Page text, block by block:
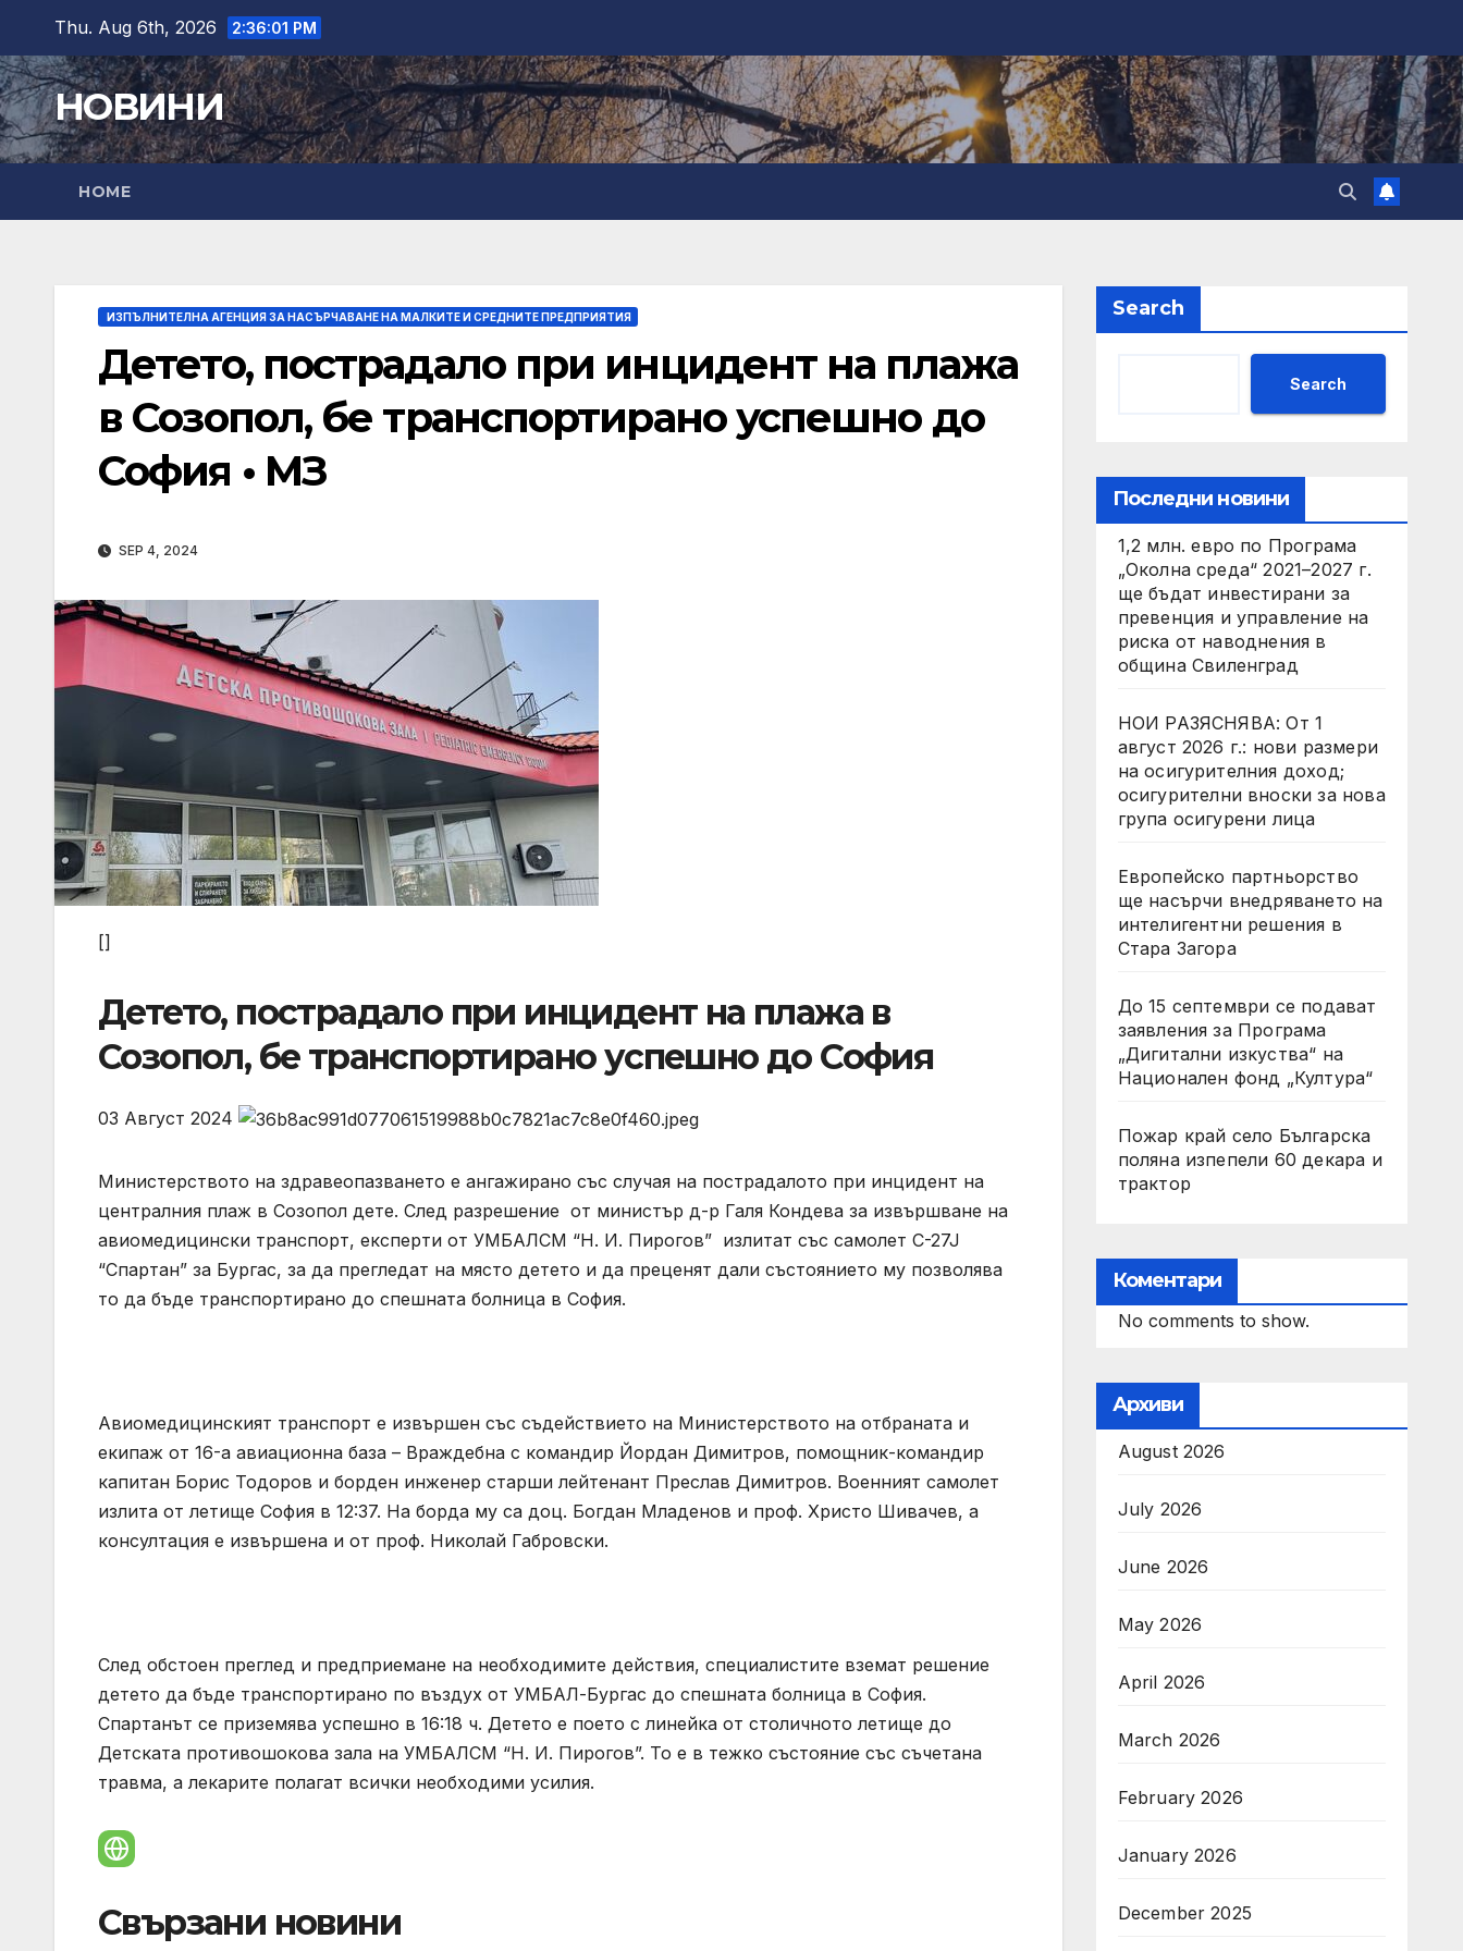
content
Thu. Aug 6th, 2026 2:36:02 PM
НОВИНИ
HOME
ИЗПЪЛНИТЕЛНА АГЕНЦИЯ ЗА НАСЪРЧАВАНЕ НА МАЛКИТЕ И СРЕДНИТЕ ПРЕДПРИЯТИЯ
Детето, пострадало при инцидент на плажа
в Созопол, бе транспортирано успешно до
София • МЗ
SEP 4, 2024
[]
Детето, пострадало при инцидент на плажа в
Созопол, бе транспортирано успешно до София
03 Август 2024
Министерството на здравеопазването е ангажирано със случая на пострадалото при инцидент на
централния плаж в Созопол дете. След разрешение от министър д-р Галя Кондева за извършване на
авиомедицински транспорт, експерти от УМБАЛСМ “Н. И. Пирогов” излитат със самолет C-27J
“Спартан” за Бургас, за да прегледат на място детето и да преценят дали състоянието му позволява
то да бъде транспортирано до спешната болница в София.
Авиомедицинският транспорт е извършен със съдействието на Министерството на отбраната и
екипаж от 16-а авиационна база – Враждебна с командир Йордан Димитров, помощник-командир
капитан Борис Тодоров и борден инженер старши лейтенант Преслав Димитров. Военният самолет
излита от летище София в 12:37. На борда му са доц. Богдан Младенов и проф. Христо Шивачев, а
консултация е извършена и от проф. Николай Габровски.
След обстоен преглед и предприемане на необходимите действия, специалистите вземат решение
детето да бъде транспортирано по въздух от УМБАЛ-Бургас до спешната болница в София.
Спартанът се приземява успешно в 16:18 ч. Детето е поето с линейка от столичното летище до
Детската противошокова зала на УМБАЛСМ “Н. И. Пирогов”. То е в тежко състояние със съчетана
травма, а лекарите полагат всички необходими усилия.
Свързани новини
Search
Search
Последни новини
1,2 млн. евро по Програма
„Околна среда“ 2021–2027 г.
ще бъдат инвестирани за
превенция и управление на
риска от наводнения в
община Свиленград
НОИ РАЗЯСНЯВА: От 1
август 2026 г.: нови размери
на осигурителния доход;
осигурителни вноски за нова
група осигурени лица
Европейско партньорство
ще насърчи внедряването на
интелигентни решения в
Стара Загора
До 15 септември се подават
заявления за Програма
„Дигитални изкуства“ на
Национален фонд „Култура“
Пожар край село Българска
поляна изпепели 60 декара и
трактор
Коментари
No comments to show.
Архиви
August 2026
July 2026
June 2026
May 2026
April 2026
March 2026
February 2026
January 2026
December 2025